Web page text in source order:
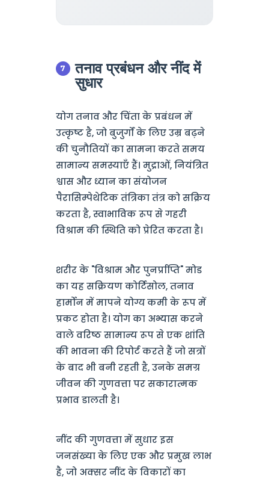
तनाव प्रबंधन और नींद में
सुधार
योग तनाव और चिंता के प्रबंधन में
उत्कृष्ट है, जो बुजुर्गों के लिए उम्र बढ़ने
की चुनौतियों का सामना करते समय
सामान्य समस्याएँ हैं। मुद्राओं, नियंत्रित
श्वास और ध्यान का संयोजन
पैरासिम्पेथेटिक तंत्रिका तंत्र को सक्रिय
करता है, स्वाभाविक रूप से गहरी
विश्राम की स्थिति को प्रेरित करता है।
शरीर के "विश्राम और पुनर्प्राप्ति" मोड
का यह सक्रियण कोर्टिसोल, तनाव
हार्मोन में मापने योग्य कमी के रूप में
प्रकट होता है। योग का अभ्यास करने
वाले वरिष्ठ सामान्य रूप से एक शांति
की भावना की रिपोर्ट करते हैं जो सत्रों
के बाद भी बनी रहती है, उनके समग्र
जीवन की गुणवत्ता पर सकारात्मक
प्रभाव डालती है।
नींद की गुणवत्ता में सुधार इस
जनसंख्या के लिए एक और प्रमुख लाभ
है, जो अक्सर नींद के विकारों का